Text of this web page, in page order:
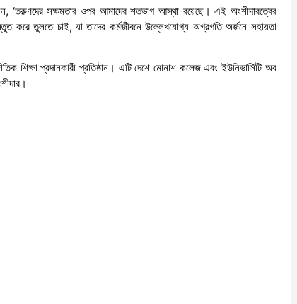
‘তরুণদের সক্ষমতার ওপর আমাদের শতভাগ আস্থা রয়েছে। এই অংশীদারত্বের
করে তুলতে চাই, যা তাদের কর্মজীবনে উল্লেখযোগ্য অগ্রগতি অর্জনে সহায়তা
শিক্ষা প্রদানকারী প্রতিষ্ঠান। এটি দেশে মোনাশ কলেজ এবং ইউনিভার্সিটি অব